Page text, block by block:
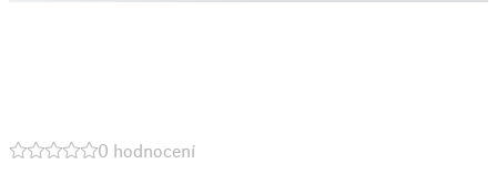
0 hodnocení